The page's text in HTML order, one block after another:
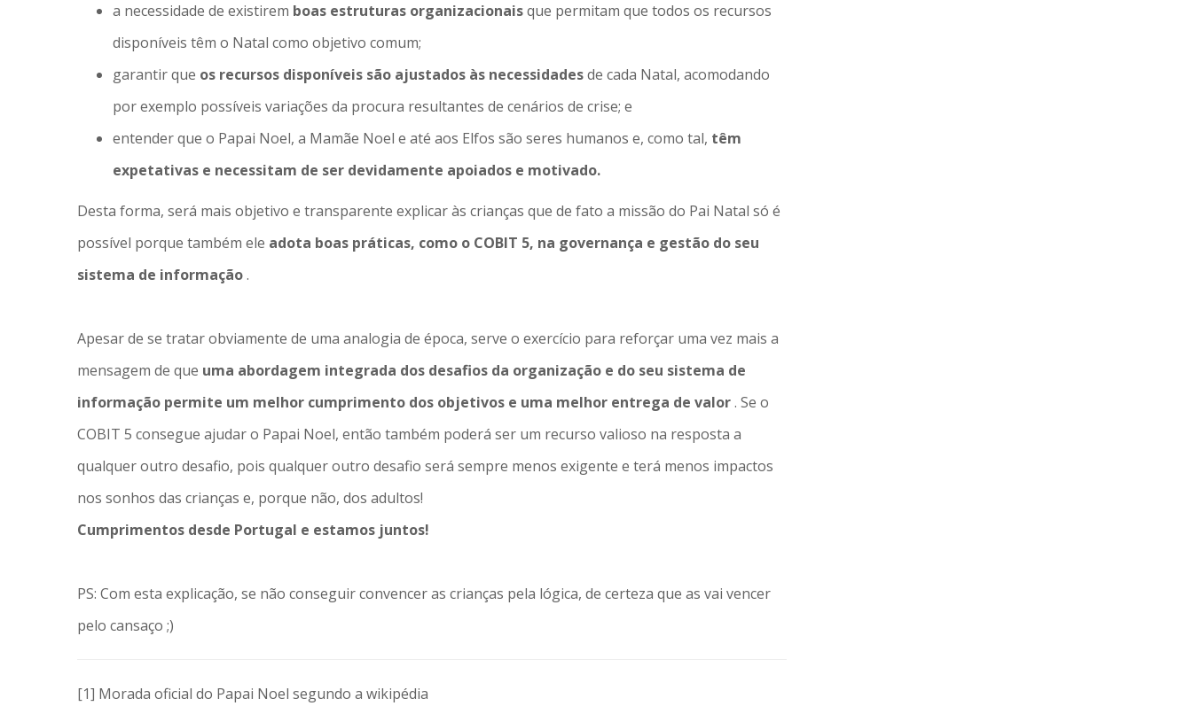
a necessidade de existirem boas estruturas organizacionaisque permitam que todos os recursos
disponíveis têm o Natal como objetivo comum;
garantir que os recursos disponíveis são ajustados às necessidadesde cada Natal, acomodando
por exemplo possíveis variações da procura resultantes de cenários de crise; e
entender que o Papai Noel, a Mamãe Noel e até aos Elfos são seres humanos e, como tal, têm
expetativas e necessitam de ser devidamente apoiados e motivado.
Desta forma, será mais objetivo e transparente explicar às crianças que de fato a missão do Pai Natal só é
possível porque também ele adota boas práticas, como o COBIT 5, na governança e gestão do seu
sistema de informação.
Apesar de se tratar obviamente de uma analogia de época, serve o exercício para reforçar uma vez mais a
mensagem de que uma abordagem integrada dos desafios da organização e do seu sistema de
informação permite um melhor cumprimento dos objetivos e uma melhor entrega de valor. Se o
COBIT 5 consegue ajudar o Papai Noel, então também poderá ser um recurso valioso na resposta a
qualquer outro desafio, pois qualquer outro desafio será sempre menos exigente e terá menos impactos
nos sonhos das crianças e, porque não, dos adultos!
Cumprimentos desde Portugal e estamos juntos!
PS: Com esta explicação, se não conseguir convencer as crianças pela lógica, de certeza que as vai vencer
pelo cansaço ;)
[1] Morada oficial do Papai Noel segundo a wikipédia